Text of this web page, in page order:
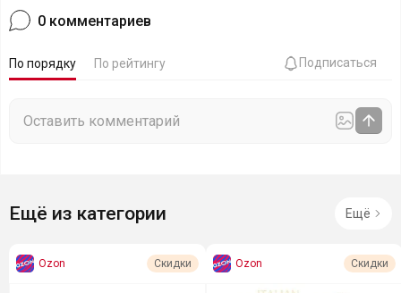
0 комментариев
По порядку По рейтингу Подписаться
Ещё из категории Ещё
Ozon Скидки Ozon Скидки